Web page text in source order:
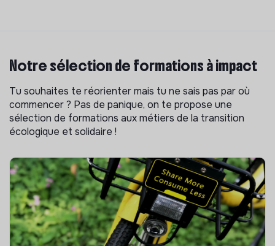
Notre sélection de formations à impact
Tu souhaites te réorienter mais tu ne sais pas par où
commencer ? Pas de panique, on te propose une
sélection de formations aux métiers de la transition
écologique et solidaire !